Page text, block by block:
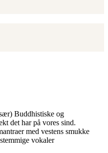
Buddhistiske og
det har på vores sind.
med vestens smukke
vokaler